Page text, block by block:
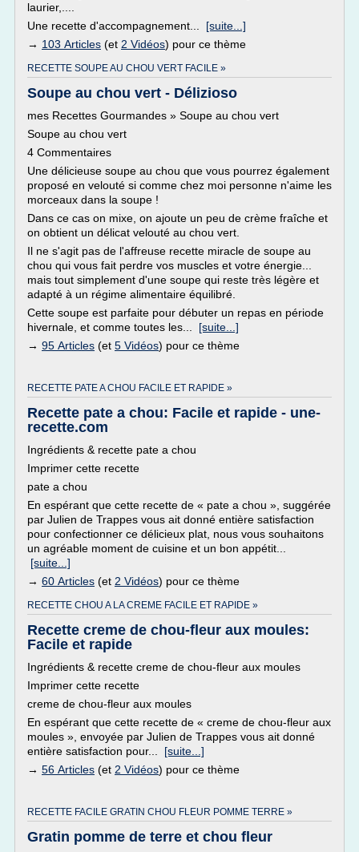
laurier,....
Une recette d'accompagnement... [suite...]
→ 103 Articles (et 2 Vidéos) pour ce thème
RECETTE SOUPE AU CHOU VERT FACILE »
Soupe au chou vert - Délizioso
mes Recettes Gourmandes » Soupe au chou vert
Soupe au chou vert
4 Commentaires
Une délicieuse soupe au chou que vous pourrez également
proposé en velouté si comme chez moi personne n'aime les
morceaux dans la soupe !
Dans ce cas on mixe, on ajoute un peu de crème fraîche et
on obtient un délicat velouté au chou vert.
Il ne s'agit pas de l'affreuse recette miracle de soupe au
chou qui vous fait perdre vos muscles et votre énergie...
mais tout simplement d'une soupe qui reste très légère et
adapté à un régime alimentaire équilibré.
Cette soupe est parfaite pour débuter un repas en période
hivernale, et comme toutes les... [suite...]
→ 95 Articles (et 5 Vidéos) pour ce thème
RECETTE PATE A CHOU FACILE ET RAPIDE »
Recette pate a chou: Facile et rapide - une-
recette.com
Ingrédients & recette pate a chou
Imprimer cette recette
pate a chou
En espérant que cette recette de « pate a chou », suggérée
par Julien de Trappes vous ait donné entière satisfaction
pour confectionner ce délicieux plat, nous vous souhaitons
un agréable moment de cuisine et un bon appétit...
[suite...]
→ 60 Articles (et 2 Vidéos) pour ce thème
RECETTE CHOU A LA CREME FACILE ET RAPIDE »
Recette creme de chou-fleur aux moules:
Facile et rapide
Ingrédients & recette creme de chou-fleur aux moules
Imprimer cette recette
creme de chou-fleur aux moules
En espérant que cette recette de « creme de chou-fleur aux
moules », envoyée par Julien de Trappes vous ait donné
entière satisfaction pour... [suite...]
→ 56 Articles (et 2 Vidéos) pour ce thème
RECETTE FACILE GRATIN CHOU FLEUR POMME TERRE »
Gratin pomme de terre et chou fleur